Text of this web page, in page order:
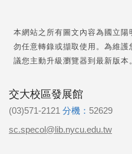
本網站之所有圖文內容為國立
勿任意轉錄或擷取使用。為維
議您主動升級瀏覽器到最新版本
交大校區發展館
(03)571-2121 分機： 52629
sc.specol@lib.nycu.edu.tw